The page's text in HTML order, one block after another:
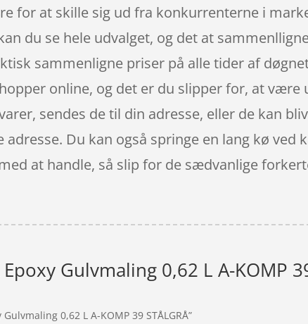
for at skille sig ud fra konkurrenterne i
du se hele udvalget, og det at
sammenligne priser på alle tider af
online, og det er du slipper for, at
sendes de til din adresse, eller de kan
Du kan også springe en lang kø ved
at handle, så slip for de sædvanlige
Epoxy Gulvmaling 0,62 L A-KOMP
0,62 L A-KOMP 39 STÅLGRÅ”